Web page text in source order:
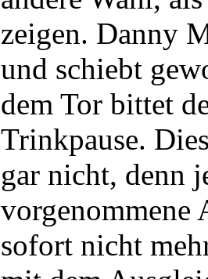
zeigen. Danny
und schiebt
dem Tor bittet
Trinkpause.
gar nicht, denn
vorgenommene
sofort nicht